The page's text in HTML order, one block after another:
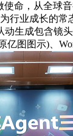
使命，从全
业成长的
生成包含
图图示)、